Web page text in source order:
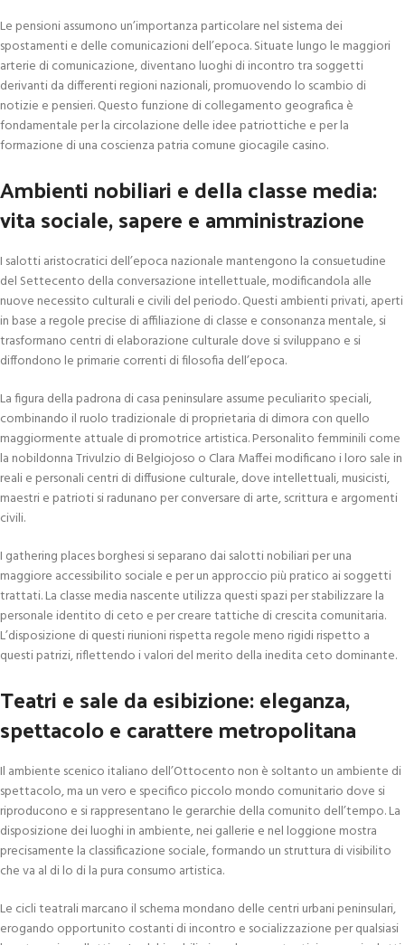
Le pensioni assumono un’importanza particolare nel sistema dei
spostamenti e delle comunicazioni dell’epoca. Situate lungo le maggiori
arterie di comunicazione, diventano luoghi di incontro tra soggetti
derivanti da differenti regioni nazionali, promuovendo lo scambio di
notizie e pensieri. Questo funzione di collegamento geografica è
fondamentale per la circolazione delle idee patriottiche e per la
formazione di una coscienza patria comune giocagile casino.
Ambienti nobiliari e della classe media:
vita sociale, sapere e amministrazione
I salotti aristocratici dell’epoca nazionale mantengono la consuetudine
del Settecento della conversazione intellettuale, modificandola alle
nuove necessito culturali e civili del periodo. Questi ambienti privati, aperti
in base a regole precise di affiliazione di classe e consonanza mentale, si
trasformano centri di elaborazione culturale dove si sviluppano e si
diffondono le primarie correnti di filosofia dell’epoca.
La figura della padrona di casa peninsulare assume peculiarito speciali,
combinando il ruolo tradizionale di proprietaria di dimora con quello
maggiormente attuale di promotrice artistica. Personalito femminili come
la nobildonna Trivulzio di Belgiojoso o Clara Maffei modificano i loro sale in
reali e personali centri di diffusione culturale, dove intellettuali, musicisti,
maestri e patrioti si radunano per conversare di arte, scrittura e argomenti
civili.
I gathering places borghesi si separano dai salotti nobiliari per una
maggiore accessibilito sociale e per un approccio più pratico ai soggetti
trattati. La classe media nascente utilizza questi spazi per stabilizzare la
personale identito di ceto e per creare tattiche di crescita comunitaria.
L’disposizione di questi riunioni rispetta regole meno rigidi rispetto a
questi patrizi, riflettendo i valori del merito della inedita ceto dominante.
Teatri e sale da esibizione: eleganza,
spettacolo e carattere metropolitana
Il ambiente scenico italiano dell’Ottocento non è soltanto un ambiente di
spettacolo, ma un vero e specifico piccolo mondo comunitario dove si
riproducono e si rappresentano le gerarchie della comunito dell’tempo. La
disposizione dei luoghi in ambiente, nei gallerie e nel loggione mostra
precisamente la classificazione sociale, formando un struttura di visibilito
che va al di lo di la pura consumo artistica.
Le cicli teatrali marcano il schema mondano delle centri urbani peninsulari,
erogando opportunito costanti di incontro e socializzazione per qualsiasi